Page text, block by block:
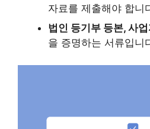
자료를 제출해야 합니
법인 등기부 등본, 사
을 증명하는 서류입니